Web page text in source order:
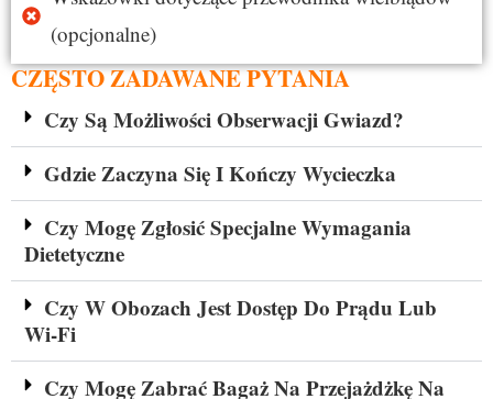
(opcjonalne)
CZĘSTO ZADAWANE PYTANIA
Czy Są Możliwości Obserwacji Gwiazd?
Gdzie Zaczyna Się I Kończy Wycieczka
Czy Mogę Zgłosić Specjalne Wymagania
Dietetyczne
Czy W Obozach Jest Dostęp Do Prądu Lub
Wi-Fi
Czy Mogę Zabrać Bagaż Na Przejażdżkę Na